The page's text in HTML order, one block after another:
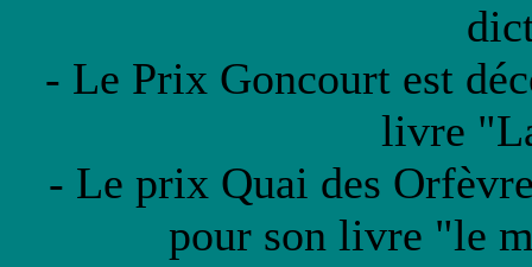
- Le Prix Goncourt est
livre
- Le prix Quai des
pour son livre "le